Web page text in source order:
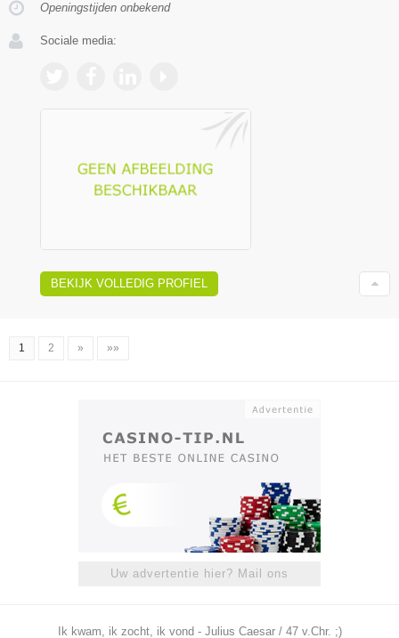
Openingstijden onbekend
Sociale media:
BEKIJK VOLLEDIG PROFIEL
1 2 » »»
Uw advertentie hier? Mail ons
Ik kwam, ik zocht, ik vond - Julius Caesar / 47 v.Chr. ;)